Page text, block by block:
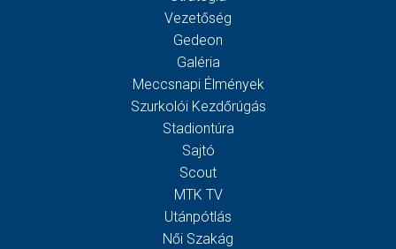
Vezetőség
Gedeon
Galéria
Meccsnapi Élmények
Szurkolói Kezdőrúgás
Stadiontúra
Sajtó
Scout
MTK TV
Utánpótlás
Női Szakág